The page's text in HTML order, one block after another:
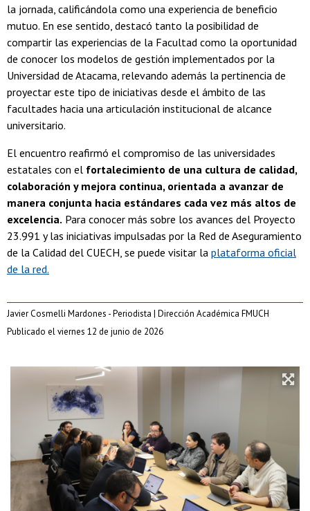
la jornada, calificándola como una experiencia de beneficio
mutuo. En ese sentido, destacó tanto la posibilidad de
compartir las experiencias de la Facultad como la oportunidad
de conocer los modelos de gestión implementados por la
Universidad de Atacama, relevando además la pertinencia de
proyectar este tipo de iniciativas desde el ámbito de las
facultades hacia una articulación institucional de alcance
universitario.
El encuentro reafirmó el compromiso de las universidades
estatales con el fortalecimiento de una cultura de calidad,
colaboración y mejora continua, orientada a avanzar de
manera conjunta hacia estándares cada vez más altos de
excelencia. Para conocer más sobre los avances del Proyecto
23.991 y las iniciativas impulsadas por la Red de Aseguramiento
de la Calidad del CUECH, se puede visitar la plataforma oficial
de la red.
Javier Cosmelli Mardones - Periodista | Dirección Académica FMUCH
Publicado el viernes 12 de junio de 2026